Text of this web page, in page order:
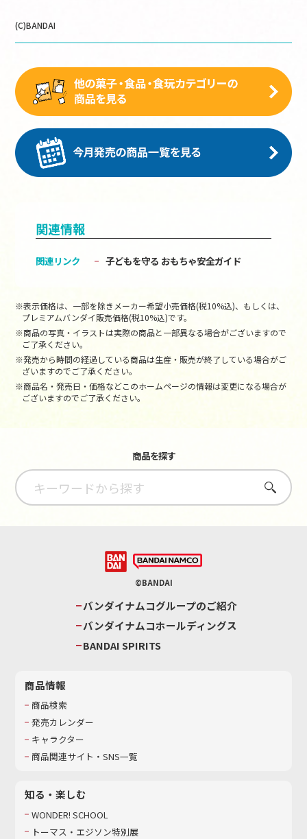
(C)BANDAI
関連情報
関連リンク 子どもを守る おもちゃ安全ガイド
※表示価格は、一部を除きメーカー希望小売価格(税10%込)、もしくは、
プレミアムバンダイ販売価格(税10%込)です。
※商品の写真・イラストは実際の商品と一部異なる場合がございますので
ご了承ください。
※発売から時間の経過している商品は生産・販売が終了している場合がご
ざいますのでご了承ください。
※商品名・発売日・価格などこのホームページの情報は変更になる場合が
ございますのでご了承ください。
商品を探す
さがす
©BANDAI
バンダイナムコグループのご紹介
バンダイナムコホールディングス
BANDAI SPIRITS
商品情報
商品検索
発売カレンダー
キャラクター
商品関連サイト・SNS一覧
知る・楽しむ
WONDER! SCHOOL
トーマス・エジソン特別展